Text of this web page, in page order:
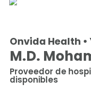
Onvida Health
M.D.
Proveedor de
disponibles